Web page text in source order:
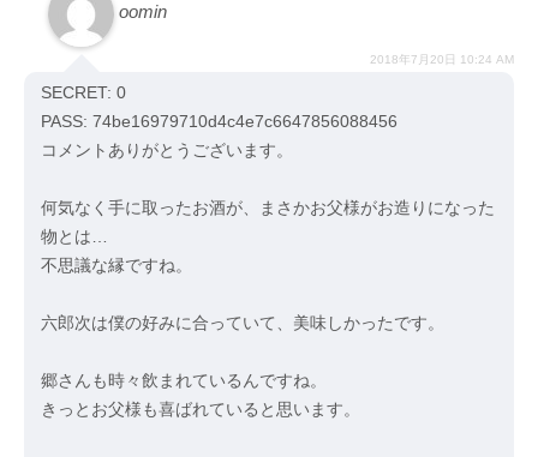
oomin
2018年7月20日 10:24 AM
SECRET: 0
PASS: 74be16979710d4c4e7c6647856088456
コメントありがとうございます。
何気なく手に取ったお酒が、まさかお父様がお造りになった
物とは…
不思議な縁ですね。
六郎次は僕の好みに合っていて、美味しかったです。
郷さんも時々飲まれているんですね。
きっとお父様も喜ばれていると思います。